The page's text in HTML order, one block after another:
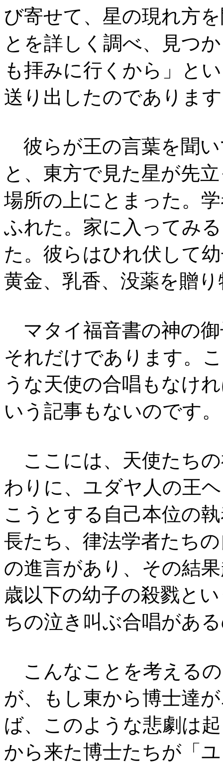
び寄せて、星の現れ方
とを詳しく調べ、見つ
も拝みに行くから」と
送り出したのでありま
彼らが王の言葉を聞
と、東方で見た星が先
場所の上にとまった。
ふれた。家に入ってみ
た。彼らはひれ伏して
黄金、乳香、没薬を贈
マタイ福音書の神の
それだけであります。
うな天使の合唱もなけ
いう記事もないのです。
ここには、天使たち
わりに、ユダヤ人の王
こうとする自己本位の
長たち、律法学者たち
の進言があり、その結
歳以下の幼子の殺戮と
ちの泣き叫ぶ合唱があ
こんなことを考える
が、もし東から博士達
ば、このような悲劇は
から来た博士たちが「